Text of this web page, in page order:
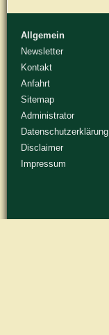
Allgemein
Newsletter
Kontakt
Anfahrt
Sitemap
Administrator
Datenschutzerklärung
Disclaimer
Impressum